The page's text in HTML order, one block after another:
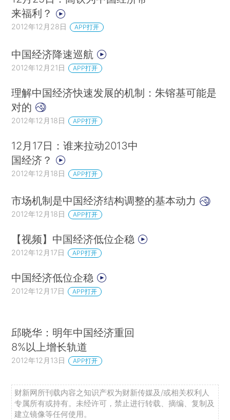
来福利？
2012年12月28日 APP打开
中国经济降速巡航
2012年12月21日 APP打开
理解中国经济快速发展的机制：朱镕基可能是
对的
2012年12月18日 APP打开
12月17日：谁来拉动2013中
国经济？
2012年12月18日 APP打开
市场机制是中国经济结构调整的基本动力
2012年12月18日 APP打开
【视频】中国经济低位企稳
2012年12月17日 APP打开
中国经济低位企稳
2012年12月17日 APP打开
邱晓华：明年中国经济重回
8%以上增长轨道
2012年12月13日 APP打开
财新网所刊载内容之知识产权为财新传媒及/或相关权利人
专属所有或持有。未经许可，禁止进行转载、摘编、复制及
建立镜像等任何使用。